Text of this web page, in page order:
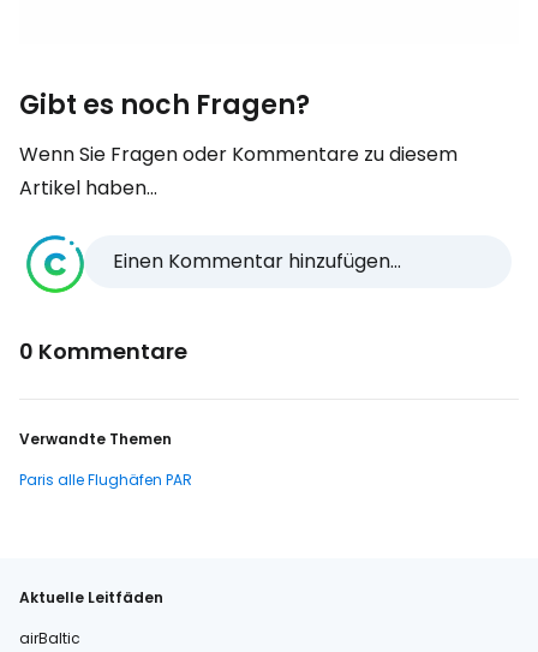
Gibt es noch Fragen?
Wenn Sie Fragen oder Kommentare zu diesem
Artikel haben...
Einen Kommentar hinzufügen...
0 Kommentare
Verwandte Themen
Paris alle Flughäfen PAR
Aktuelle Leitfäden
airBaltic